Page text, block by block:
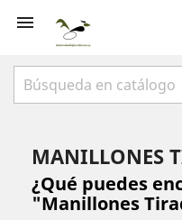

MANILLONES
¿Qué puedes
"Manillones